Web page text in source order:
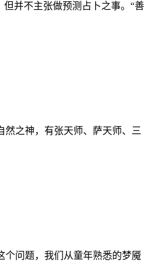
并不主张做预测占卜之事。“善
之神，有张天师、萨天师、三
个问题，我们从童年熟悉的梦魇